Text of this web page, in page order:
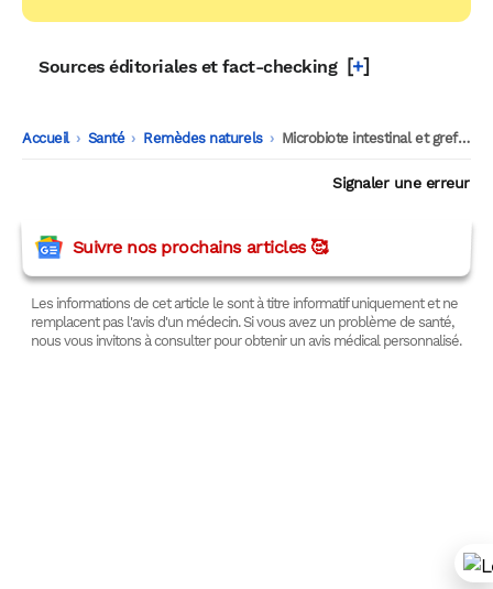
Sources éditoriales et fact-checking [+]
Accueil -
Santé -
Remèdes naturels -
Microbiote intestinal et greffe fécale, une alternative pour mieux vieillir ?
Signaler une erreur
Suivre nos prochains articles 🥰
Les informations de cet article le sont à titre informatif uniquement et ne
remplacent pas l'avis d'un médecin. Si vous avez un problème de santé,
nous vous invitons à consulter pour obtenir un avis médical personnalisé.